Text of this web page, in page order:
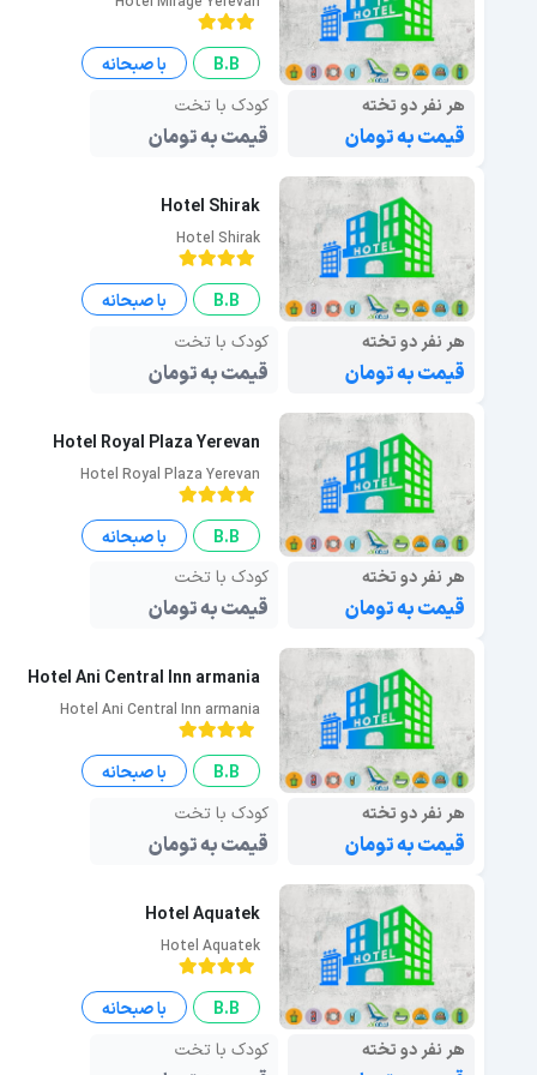
B.B
با صبحانه
هر نفر دو تخته
قیمت به تومان
کودک با تخت
قیمت به تومان
Hotel Shirak
Hotel Shirak
B.B
با صبحانه
هر نفر دو تخته
قیمت به تومان
کودک با تخت
قیمت به تومان
Hotel Royal Plaza Yerevan
Hotel Royal Plaza Yerevan
B.B
با صبحانه
هر نفر دو تخته
قیمت به تومان
کودک با تخت
قیمت به تومان
Hotel Ani Central Inn armania
Hotel Ani Central Inn armania
B.B
با صبحانه
هر نفر دو تخته
قیمت به تومان
کودک با تخت
قیمت به تومان
Hotel Aquatek
Hotel Aquatek
B.B
با صبحانه
هر نفر دو تخته
کودک با تخت